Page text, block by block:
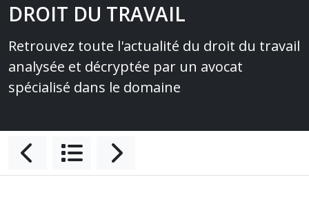
DROIT DU TRAVAIL
Retrouvez toute l'actualité du droit du travail
analysée et décryptée par un avocat
spécialisé dans le domaine